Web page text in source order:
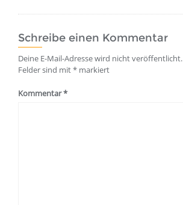
Schreibe einen Kommentar
Deine E-Mail-Adresse wird nicht veröffentlicht.
Felder sind mit* markiert
Kommentar*